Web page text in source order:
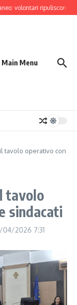
volontari ripuliscono
Main Menu
tavolo operativo con
tavolo
sindacati
04/2026 7:31